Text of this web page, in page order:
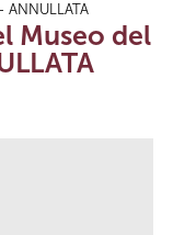
Museo del